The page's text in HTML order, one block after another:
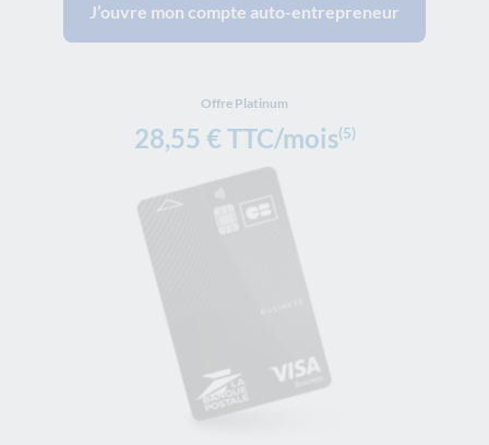
J’ouvre mon compte auto-entrepreneur
28,55 € TTC/mois(5)
Offre Platinum